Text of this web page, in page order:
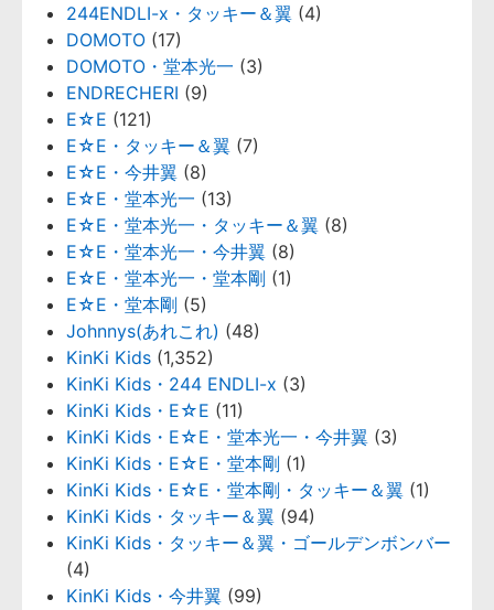
244ENDLI-x・タッキー＆翼 (4)
DOMOTO (17)
DOMOTO・堂本光一 (3)
ENDRECHERI (9)
E☆E (121)
E☆E・タッキー＆翼 (7)
E☆E・今井翼 (8)
E☆E・堂本光一 (13)
E☆E・堂本光一・タッキー＆翼 (8)
E☆E・堂本光一・今井翼 (8)
E☆E・堂本光一・堂本剛 (1)
E☆E・堂本剛 (5)
Johnnys(あれこれ) (48)
KinKi Kids (1,352)
KinKi Kids・244 ENDLI-x (3)
KinKi Kids・E☆E (11)
KinKi Kids・E☆E・堂本光一・今井翼 (3)
KinKi Kids・E☆E・堂本剛 (1)
KinKi Kids・E☆E・堂本剛・タッキー＆翼 (1)
KinKi Kids・タッキー＆翼 (94)
KinKi Kids・タッキー＆翼・ゴールデンボンバー
(4)
KinKi Kids・今井翼 (99)